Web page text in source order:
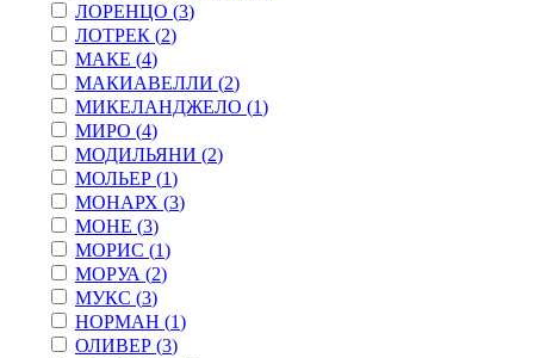
ЛОРЕНЦО (3)
ЛОТРЕК (2)
МАКЕ (4)
МАКИАВЕЛЛИ (2)
МИКЕЛАНДЖЕЛО (1)
МИРО (4)
МОДИЛЬЯНИ (2)
МОЛЬЕР (1)
МОНАРХ (3)
МОНЕ (3)
МОРИС (1)
МОРУА (2)
МУКС (3)
НОРМАН (1)
ОЛИВЕР (3)